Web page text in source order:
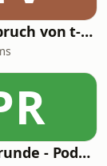
Tagesanbruch von t-online
phoenix runde - Podcast